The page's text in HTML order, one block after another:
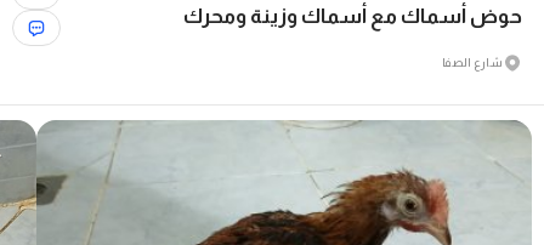
حوض أسماك مع أسماك وزينة ومحرك
شارع الصفا